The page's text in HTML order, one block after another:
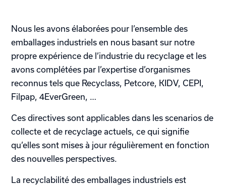
Nous les avons élaborées pour l’ensemble des
emballages industriels en nous basant sur notre
propre expérience de l’industrie du recyclage et les
avons complétées par l’expertise d’organismes
reconnus tels que Recyclass, Petcore, KIDV, CEPI,
Filpap, 4EverGreen, …
Ces directives sont applicables dans les scenarios de
collecte et de recyclage actuels, ce qui signifie
qu’elles sont mises à jour régulièrement en fonction
des nouvelles perspectives.
La recyclabilité des emballages industriels est